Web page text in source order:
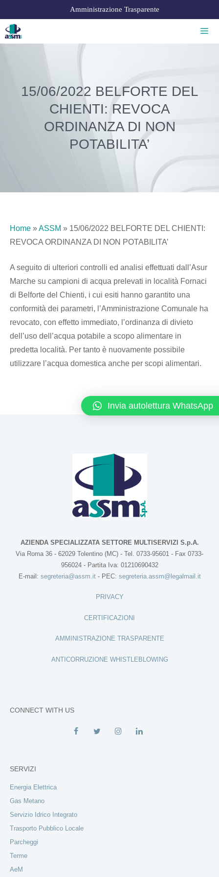
Amministrazione Trasparente
15/06/2022 BELFORTE DEL
CHIENTI: REVOCA
ORDINANZA DI NON
POTABILITA’
Home »ASSM » 15/06/2022 BELFORTE DEL CHIENTI:
REVOCA ORDINANZA DI NON POTABILITA’
A seguito di ulteriori controlli ed analisi effettuati dall’Asur
Marche su campioni di acqua prelevati in località Fornaci
di Belforte del Chienti, i cui esiti hanno garantito una
conformità dei parametri, l’Amministrazione Comunale ha
revocato, con effetto immediato, l’ordinanza di divieto
dell’uso dell’acqua potabile a scopo alimentare in
predetta località. Per tanto è nuovamente possibile
utilizzare l’acqua domestica anche per scopi alimentari.
AZIENDA SPECIALIZZATA SETTORE MULTISERVIZI S.p.A.
Via Roma 36 - 62029 Tolentino (MC) - Tel. 0733-95601 - Fax 0733-
956024 - Partita Iva: 01210690432
E-mail: segreteria@assm.it- PEC: segreteria.assm@legalmail.it
PRIVACY
CERTIFICAZIONI
AMMINISTRAZIONE TRASPARENTE
ANTICORRUZIONE WHISTLEBLOWING
CONNECT WITH US
SERVIZI
Energia Elettrica
Gas Metano
Servizio Idrico Integrato
Trasporto Pubblico Locale
Parcheggi
Terme
AeM
Invia autolettura WhatsApp